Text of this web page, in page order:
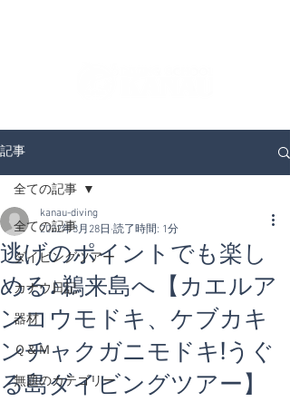
記事
全ての記事
ダイビングツアー
カナウ日記
器材
Ｑ＆Ｍ
無題のカテゴリー
全ての記事
逃げのポイントでも楽し
める♪鵜来島へ【カエルア
ンコウモドキ、ケブカキ
ンチャクガニモドキ!うぐ
る島ダイビングツアー】
kanau-diving
2022年3月28日 読了時間: 1分